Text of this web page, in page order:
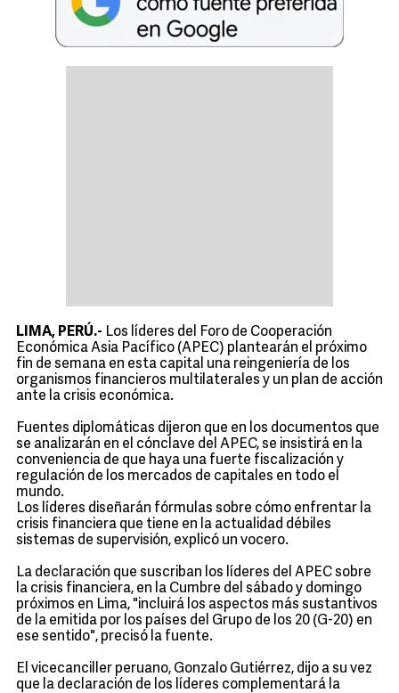
LIMA, PERÚ.- Los líderes del Foro de Cooperación
Económica Asia Pacífico (APEC) plantearán el próximo
fin de semana en esta capital una reingeniería de los
organismos financieros multilaterales y un plan de acción
ante la crisis económica.
Fuentes diplomáticas dijeron que en los documentos que
se analizarán en el cónclave del APEC, se insistirá en la
conveniencia de que haya una fuerte fiscalización y
regulación de los mercados de capitales en todo el
mundo.
Los líderes diseñarán fórmulas sobre cómo enfrentar la
crisis financiera que tiene en la actualidad débiles
sistemas de supervisión, explicó un vocero.
La declaración que suscriban los líderes del APEC sobre
la crisis financiera, en la Cumbre del sábado y domingo
próximos en Lima, "incluirá los aspectos más sustantivos
de la emitida por los países del Grupo de los 20 (G-20) en
ese sentido", precisó la fuente.
El vicecanciller peruano, Gonzalo Gutiérrez, dijo a su vez
que la declaración de los líderes complementará la